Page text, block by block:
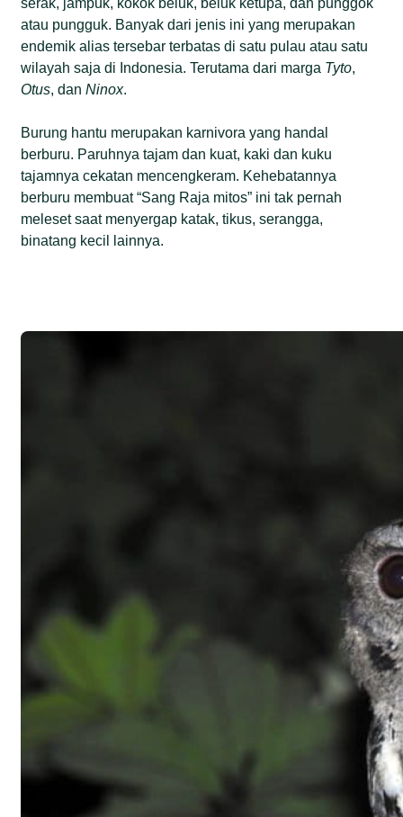
atau pungguk. Banyak dari jenis ini yang merupakan
endemik alias tersebar terbatas di satu pulau atau satu
wilayah saja di Indonesia. Terutama dari marga Tyto,
Otus, danNinox.
Burung hantu merupakan karnivora yang handal
berburu. Paruhnya tajam dan kuat, kaki dan kuku
tajamnya cekatan mencengkeram. Kehebatannya
berburu membuat “Sang Raja mitos” ini tak pernah
meleset saat menyergap katak, tikus, serangga,
binatang kecil lainnya.